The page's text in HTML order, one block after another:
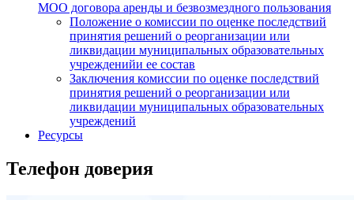
МОО договора аренды и безвозмездного пользования
Положение о комиссии по оценке последствий
принятия решений о реорганизации или
ликвидации муниципальных образовательных
учрежденийи ее состав
Заключения комиссии по оценке последствий
принятия решений о реорганизации или
ликвидации муниципальных образовательных
учреждений
Ресурсы
Телефон доверия